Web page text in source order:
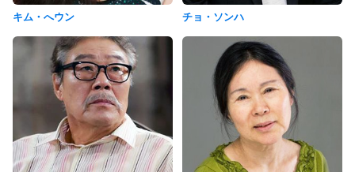
キム・へウン チョ・ソンハ